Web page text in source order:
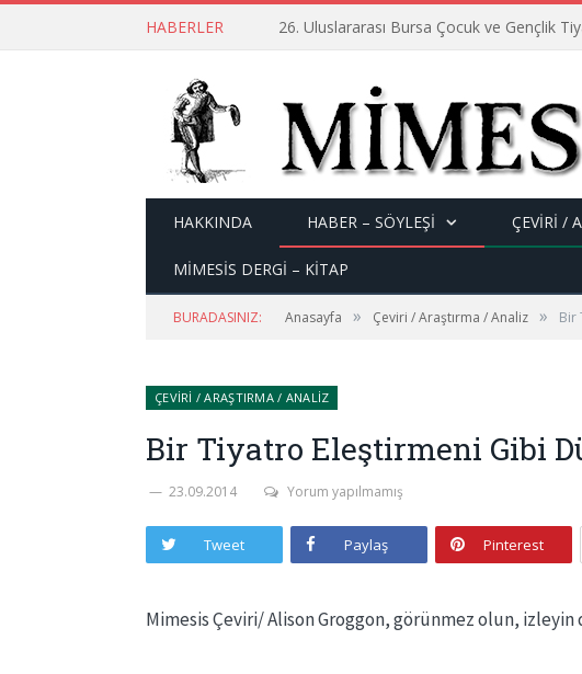
HABERLER 26. Uluslararası Bursa Çocuk ve Gençlik
HAKKINDA HABER – SÖYLEŞI ÇEVİRİ /
MİMESİS DERGİ – KİTAP
BURADASINIZ: Anasayfa » Çeviri / Araştırma / Analiz » Bir
ÇEVIRI / ARAŞTIRMA / ANALIZ
Bir Tiyatro Eleştirmeni Gibi
23.09.2014 Yorum yapılmamış
Tweet Paylaş Pinterest
Mimesis Çeviri/ Alison Groggon, görünmez olun, izleyin